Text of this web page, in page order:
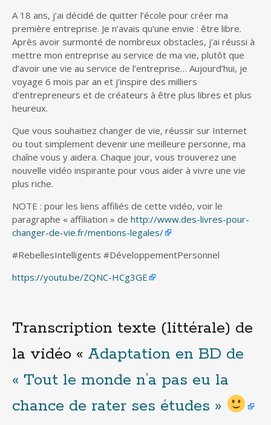
A 18 ans, j’ai décidé de quitter l’école pour créer ma
première entreprise. Je n’avais qu’une envie : être libre.
Après avoir surmonté de nombreux obstacles, j’ai réussi à
mettre mon entreprise au service de ma vie, plutôt que
d’avoir une vie au service de l’entreprise… Aujourd’hui, je
voyage 6 mois par an et j’inspire des milliers
d’entrepreneurs et de créateurs à être plus libres et plus
heureux.
Que vous souhaitiez changer de vie, réussir sur Internet
ou tout simplement devenir une meilleure personne, ma
chaîne vous y aidera. Chaque jour, vous trouverez une
nouvelle vidéo inspirante pour vous aider à vivre une vie
plus riche.
NOTE : pour les liens affiliés de cette vidéo, voir le
paragraphe « affiliation » de http://www.des-livres-pour-
changer-de-vie.fr/mentions-legales/
#RebellesIntelligents #DéveloppementPersonnel
https://youtu.be/ZQNC-HCg3GE
Transcription texte (littérale) de
la vidéo « Adaptation en BD de
« Tout le monde n’a pas eu la
chance de rater ses études »